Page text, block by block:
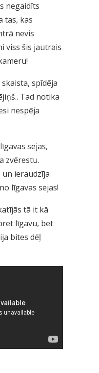
negaidīts
tas, kas
nevis
viss šis jautrais
spīdēja
Tad notika
nespēja
sejas,
zvērestu.
un ieraudzīja
līgavas sejas!
tā it kā
līgavu, bet
bites dēļ